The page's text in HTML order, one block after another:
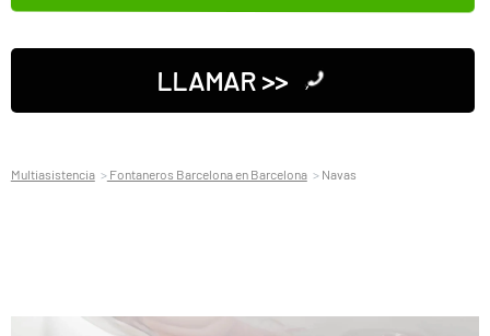
LLAMAR >>
Multiasistencia Fontaneros Barcelona en Barcelona Navas